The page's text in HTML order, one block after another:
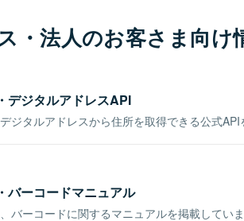
・法人のお客さま向け
デジタルアドレスAPI
ジタルアドレスから住所を取得できる公式API
バーコードマニュアル
バーコードに関するマニュアルを掲載していま